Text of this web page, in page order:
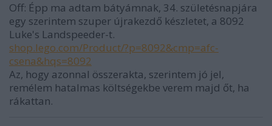
Off: Épp ma adtam bátyámnak, 34. születésnapjára
egy szerintem szuper újrakezdő készletet, a 8092
Luke's Landspeeder-t.
shop.lego.com/Product/?p=8092&cmp=afc-
csena&hqs=8092
Az, hogy azonnal összerakta, szerintem jó jel,
remélem hatalmas költségekbe verem majd őt, ha
rákattan.